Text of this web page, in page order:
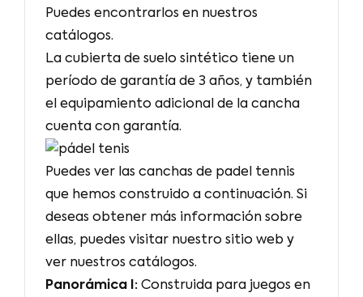
Puedes encontrarlos en nuestros
catálogos.
La cubierta de suelo sintético tiene un
período de garantía de 3 años, y también
el equipamiento adicional de la cancha
cuenta con garantía.
Puedes ver las canchas de padel tennis
que hemos construido a continuación. Si
deseas obtener más información sobre
ellas, puedes visitar nuestro sitio web y
ver nuestros catálogos.
Panorámica I: Construida para juegos en